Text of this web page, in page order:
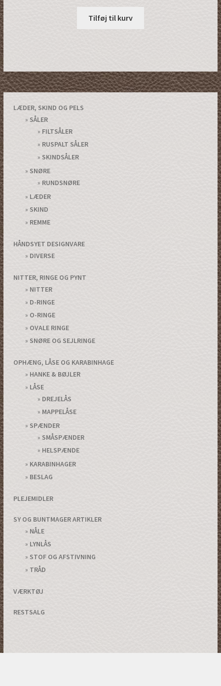
Tilføj til kurv
LÆDER, SKIND OG PELS
SÅLER
FILTSÅLER
RUSPALT SÅLER
SKINDSÅLER
SNØRE
RUNDSNØRE
LÆDER
SKIND
REMME
HÅNDSYET DESIGNVARE
DIVERSE
NITTER, RINGE OG PYNT
NITTER
D-RINGE
O-RINGE
OVALE RINGE
SNØRE OG SEJLRINGE
OPHÆNG, LÅSE OG KARABINHAGE
HANKE & BØJLER
LÅSE
DREJELÅS
MAPPELÅSE
SPÆNDER
SMÅSPÆNDER
HELSPÆNDE
KARABINHAGER
BESLAG
PLEJEMIDLER
SY OG BUNTMAGER ARTIKLER
NÅLE
LYNLÅS
STOF OG AFSTIVNING
TRÅD
VÆRKTØJ
RESTSALG